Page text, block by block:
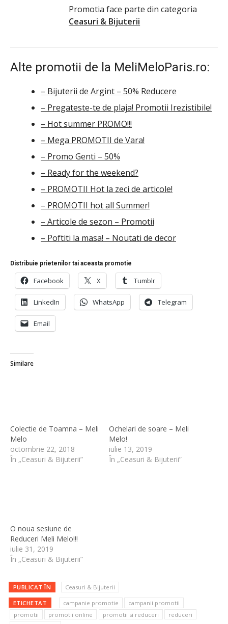
Promotia face parte din categoria
Ceasuri & Bijuterii
Alte promotii de la MeliMeloParis.ro:
– Bijuterii de Argint – 50% Reducere
– Pregateste-te de plaja! Promotii Irezistibile!
– Hot summer PROMO!!!
– Mega PROMOTII de Vara!
– Promo Genti – 50%
– Ready for the weekend?
– PROMOTII Hot la zeci de articole!
– PROMOTII hot all Summer!
– Articole de sezon – Promotii
– Poftiti la masa! – Noutati de decor
Distribuie prietenilor tai aceasta promotie
Facebook X Tumblr
LinkedIn WhatsApp Telegram
Email
Similare
Colectie de Toamna – Meli
Melo
octombrie 22, 2018
În „Ceasuri & Bijuterii”
Ochelari de soare – Meli
Melo!
iulie 13, 2019
În „Ceasuri & Bijuterii”
O noua sesiune de
Reduceri Meli Melo!!!
iulie 31, 2019
În „Ceasuri & Bijuterii”
PUBLICAT ÎN Ceasuri & Bijuterii
ETICHETAT campanie promotie
campanii promotii
promotii
promotii online promotii si reduceri
reduceri